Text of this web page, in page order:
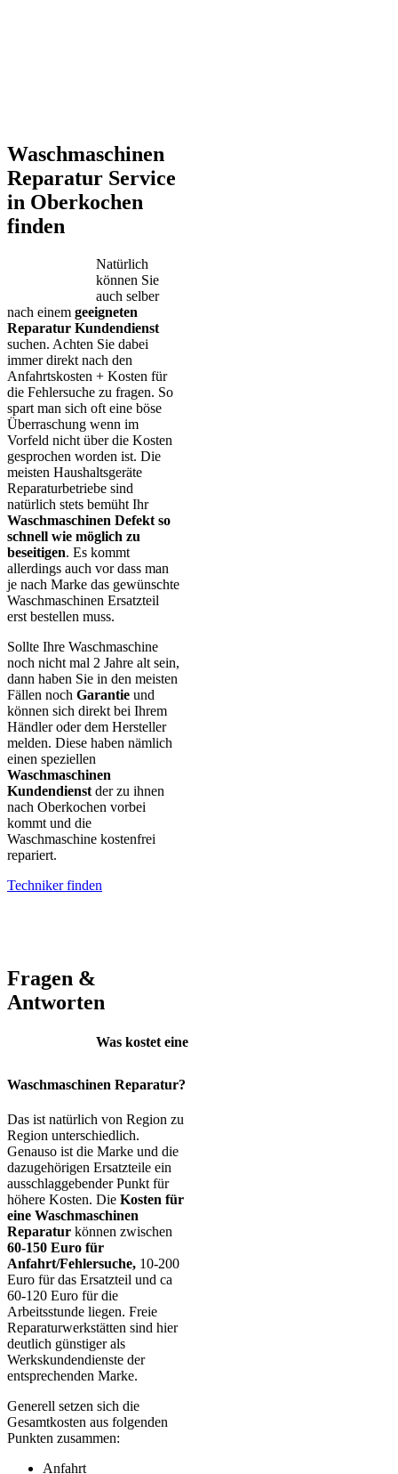
Waschmaschinen
Reparatur Service
in Oberkochen
finden
Natürlich
können Sie
auch selber
nach einem geeigneten
Reparatur Kundendienst
suchen. Achten Sie dabei
immer direkt nach den
Anfahrtskosten + Kosten für
die Fehlersuche zu fragen. So
spart man sich oft eine böse
Überraschung wenn im
Vorfeld nicht über die Kosten
gesprochen worden ist. Die
meisten Haushaltsgeräte
Reparaturbetriebe sind
natürlich stets bemüht Ihr
Waschmaschinen Defekt so
schnell wie möglich zu
beseitigen. Es kommt
allerdings auch vor dass man
je nach Marke das gewünschte
Waschmaschinen Ersatzteil
erst bestellen muss.
Sollte Ihre Waschmaschine
noch nicht mal 2 Jahre alt sein,
dann haben Sie in den meisten
Fällen noch Garantie und
können sich direkt bei Ihrem
Händler oder dem Hersteller
melden. Diese haben nämlich
einen speziellen
Waschmaschinen
Kundendienst der zu ihnen
nach Oberkochen vorbei
kommt und die
Waschmaschine kostenfrei
repariert.
Techniker finden
Fragen &
Antworten
Was kostet eine
Waschmaschinen Reparatur?
Das ist natürlich von Region zu
Region unterschiedlich.
Genauso ist die Marke und die
dazugehörigen Ersatzteile ein
ausschlaggebender Punkt für
höhere Kosten. Die Kosten für
eine Waschmaschinen
Reparatur können zwischen
60-150 Euro für
Anfahrt/Fehlersuche, 10-200
Euro für das Ersatzteil und ca
60-120 Euro für die
Arbeitsstunde liegen. Freie
Reparaturwerkstätten sind hier
deutlich günstiger als
Werkskundendienste der
entsprechenden Marke.
Generell setzen sich die
Gesamtkosten aus folgenden
Punkten zusammen:
Anfahrt